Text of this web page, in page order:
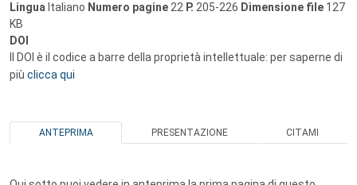
Lingua Italiano Numero pagine 22 P. 205-226 Dimensione file 127
KB
DOI
Il DOI è il codice a barre della proprietà intellettuale: per saperne di
più clicca qui
ANTEPRIMA PRESENTAZIONE CITAMI